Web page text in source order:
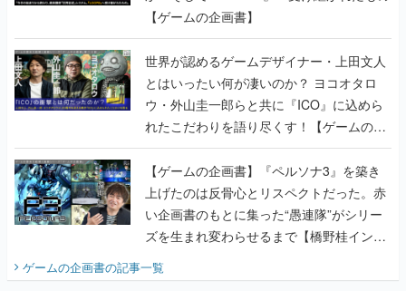
【ゲームの企画書】
世界が認めるゲームデザイナー・上田文人
とはいったい何が凄いのか？ ヨコオタロ
ウ・外山圭一郎らと共に『ICO』に込めら
れたこだわりを語り尽くす！【ゲームの企
画書】
【ゲームの企画書】『ペルソナ3』を築き
上げたのは反骨心とリスペクトだった。赤
い企画書のもとに集った“愚連隊”がシリー
ズを生まれ変わらせるまで【橋野桂インタ
ゲームの企画書の記事一覧